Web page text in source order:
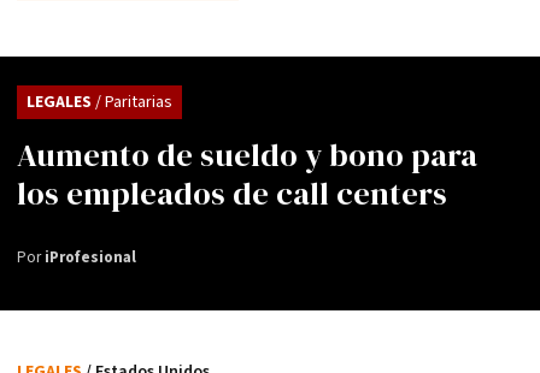
Aumento de sueldo y bono para
los empleados de call centers
LEGALES / Paritarias
PoriProfesional